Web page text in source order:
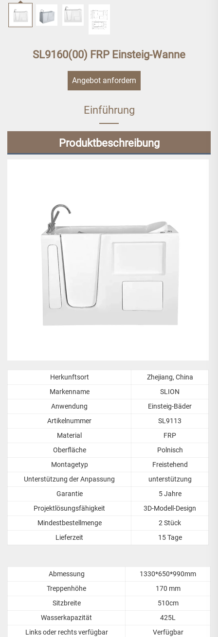
SL9160(00) FRP Einsteig-Wanne
Angebot anfordern
Einführung
Produktbeschreibung
Herkunftsort
Zhejiang, China
Markenname
SLION
Anwendung
Einsteig-Bäder
Artikelnummer
SL9113
Material
FRP
Oberfläche
Polnisch
Montagetyp
Freistehend
Unterstützung der Anpassung
unterstützung
Garantie
5 Jahre
Projektlösungsfähigkeit
3D-Modell-Design
Mindestbestellmenge
2 Stück
Lieferzeit
15 Tage
Abmessung
1330*650*990mm
Treppenhöhe
170 mm
Sitzbreite
510cm
Wasserkapazität
425L
Links oder rechts verfügbar
Verfügbar